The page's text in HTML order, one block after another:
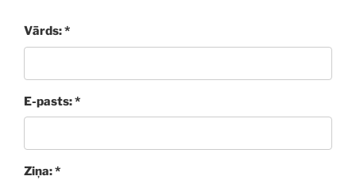
Vārds: *
E-pasts: *
Ziņa: *